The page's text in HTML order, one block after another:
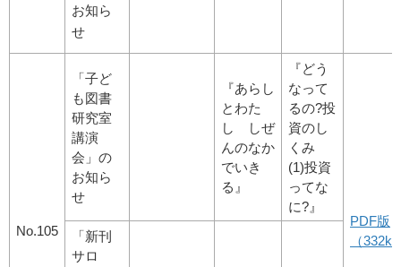
お知ら
せ
No.105
「子ど
も図書
研究室
講演
会」の
お知ら
せ
『あらし
とわた
し しぜ
んのなか
でいき
る』
『どう
なって
るの?投
資のし
くみ
(1)投資
ってな
に? 』
PDF版
（
「新刊
サロ